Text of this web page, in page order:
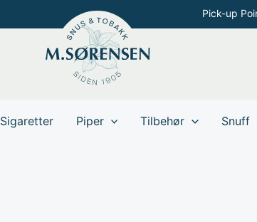
Pick-up
Sigaretter Piper Tilbehør Snuff